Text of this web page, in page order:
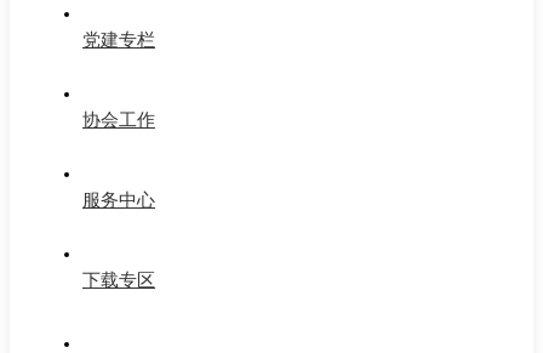
党建专栏
协会工作
服务中心
下载专区